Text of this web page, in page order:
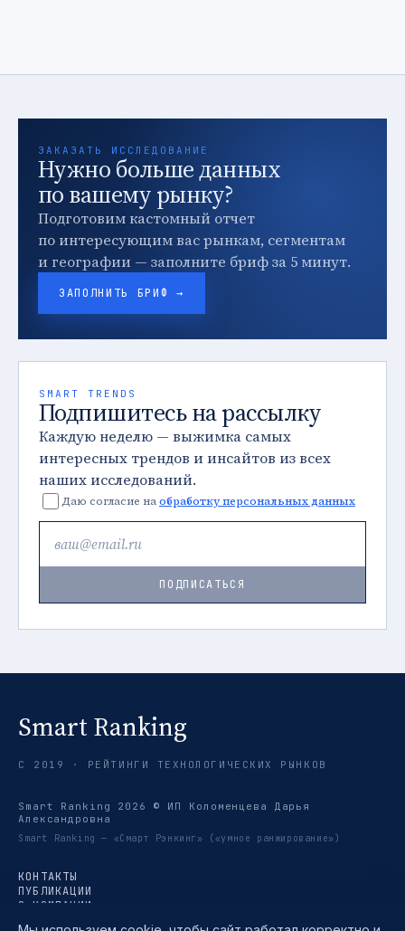
ЗАКАЗАТЬ ИССЛЕДОВАНИЕ
Нужно больше данных
по вашему рынку?
Подготовим кастомный отчет
по интересующим вас рынкам, сегментам
и географии — заполните бриф за 5 минут.
ЗАПОЛНИТЬ БРИФ →
SMART TRENDS
Подпишитесь на рассылку
Каждую неделю — выжимка самых
интересных трендов и инсайтов из всех
наших исследований.
Даю согласие наобработку персональных данных
ПОДПИСАТЬСЯ
Smart Ranking
С 2019 · РЕЙТИНГИ ТЕХНОЛОГИЧЕСКИХ РЫНКОВ
Smart Ranking 2026 © ИП Коломенцева Дарья
Александровна
Smart Ranking — «Смарт Рэнкинг» («умное ранжирование»)
КОНТАКТЫ
ПУБЛИКАЦИИ
О КОМПАНИИ